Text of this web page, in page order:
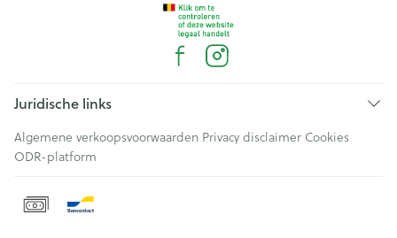
Juridische links
Algemene verkoopsvoorwaarden Privacy disclaimer Cookies
ODR-platform